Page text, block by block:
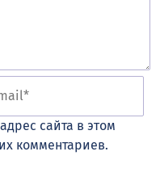
сайта в этом
комментариев.